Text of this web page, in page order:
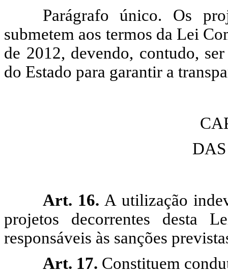
Parágrafo único. Os
submetem aos termos da Lei
de 2012, devendo, contudo,
do Estado para garantir a
Art. 16. A utilização
projetos decorrentes desta
responsáveis às sanções
Art. 17. Constituem